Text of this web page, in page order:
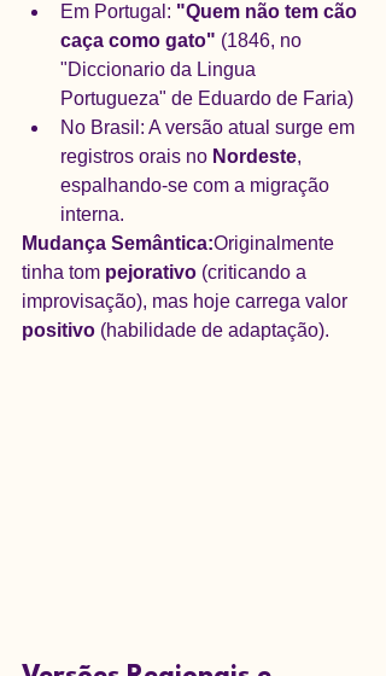
Em Portugal: "Quem não tem cão
caça como gato" (1846, no
"Diccionario da Lingua
Portugueza" de Eduardo de Faria)
No Brasil: A versão atual surge em
registros orais no Nordeste,
espalhando-se com a migração
interna.
Mudança Semântica:Originalmente
tinha tom pejorativo (criticando a
improvisação), mas hoje carrega valor
positivo (habilidade de adaptação).